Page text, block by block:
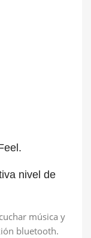
nivel de
música y
bluetooth.